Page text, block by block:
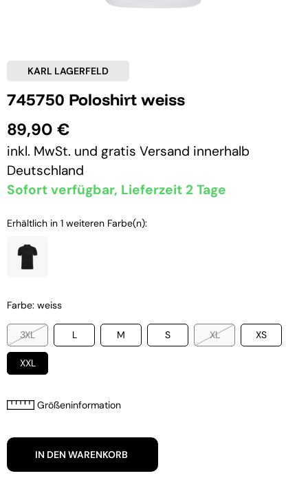
KARL LAGERFELD
745750 Poloshirt weiss
89,90 €
inkl. MwSt. und gratis Versand innerhalb
Deutschland
Sofort verfügbar, Lieferzeit 2 Tage
Erhältlich in 1 weiteren Farbe(n):
Farbe: weiss
3XL L M S XL XS
XXL
Größeninformation
IN DEN WARENKORB